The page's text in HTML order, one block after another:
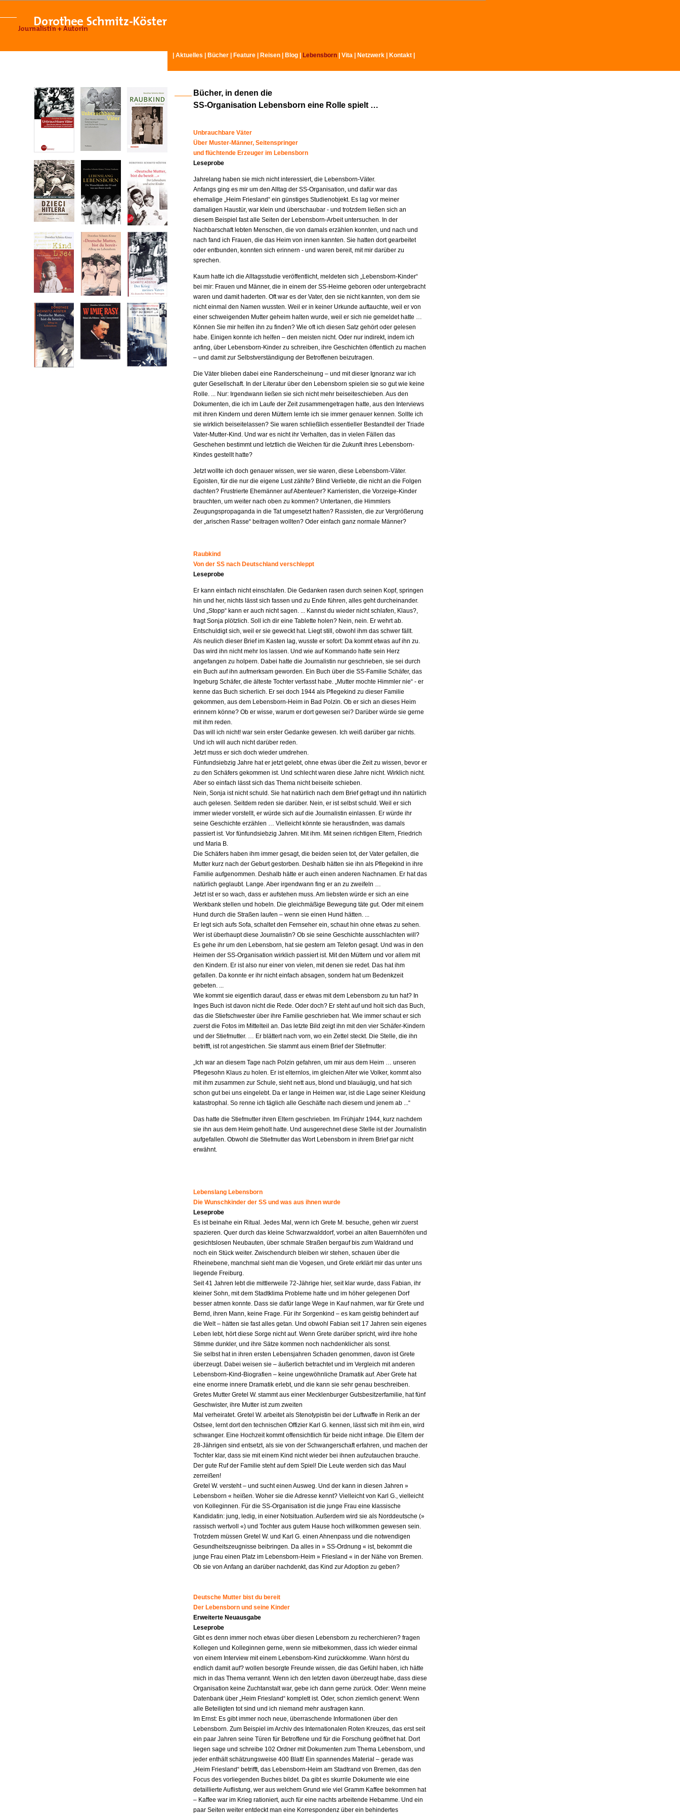
Aktuelles Bücher Feature Reisen Blog Lebensborn Vita Netzwerk Kontakt
Bücher, in denen die
SS-Organisation Lebensborn eine Rolle spielt …
Unbrauchbare Väter
Über Muster-Männer, Seitenspringer
und flüchtende Erzeuger im Lebensborn
Leseprobe
Jahrelang haben sie mich nicht interessiert, die Lebensborn-Väter.
Anfangs ging es mir um den Alltag der SS-Organisation, und dafür war das
ehemalige „Heim Friesland“ ein günstiges Studienobjekt. Es lag vor meiner
damaligen Haustür, war klein und überschaubar - und trotzdem ließen sich an
diesem Beispiel fast alle Seiten der Lebensborn-Arbeit untersuchen. In der
Nachbarschaft lebten Menschen, die von damals erzählen konnten, und nach und
nach fand ich Frauen, die das Heim von innen kannten. Sie hatten dort gearbeitet
oder entbunden, konnten sich erinnern - und waren bereit, mit mir darüber zu
sprechen.
Kaum hatte ich die Alltagsstudie veröffentlicht, meldeten sich „Lebensborn-Kinder“
bei mir: Frauen und Männer, die in einem der SS-Heime geboren oder untergebracht
waren und damit haderten. Oft war es der Vater, den sie nicht kannten, von dem sie
nicht einmal den Namen wussten. Weil er in keiner Urkunde auftauchte, weil er von
einer schweigenden Mutter geheim halten wurde, weil er sich nie gemeldet hatte …
Können Sie mir helfen ihn zu finden? Wie oft ich diesen Satz gehört oder gelesen
habe. Einigen konnte ich helfen – den meisten nicht. Oder nur indirekt, indem ich
anfing, über Lebensborn-Kinder zu schreiben, ihre Geschichten öffentlich zu machen
– und damit zur Selbstverständigung der Betroffenen beizutragen.
Die Väter blieben dabei eine Randerscheinung – und mit dieser Ignoranz war ich
guter Gesellschaft. In der Literatur über den Lebensborn spielen sie so gut wie keine
Rolle. ... Nur: Irgendwann ließen sie sich nicht mehr beiseiteschieben. Aus den
Dokumenten, die ich im Laufe der Zeit zusammengetragen hatte, aus den Interviews
mit ihren Kindern und deren Müttern lernte ich sie immer genauer kennen. Sollte ich
sie wirklich beiseitelassen? Sie waren schließlich essentieller Bestandteil der Triade
Vater-Mutter-Kind. Und war es nicht ihr Verhalten, das in vielen Fällen das
Geschehen bestimmt und letztlich die Weichen für die Zukunft ihres Lebensborn-
Kindes gestellt hatte?
Jetzt wollte ich doch genauer wissen, wer sie waren, diese Lebensborn-Väter.
Egoisten, für die nur die eigene Lust zählte? Blind Verliebte, die nicht an die Folgen
dachten? Frustrierte Ehemänner auf Abenteuer? Karrieristen, die Vorzeige-Kinder
brauchten, um weiter nach oben zu kommen? Untertanen, die Himmlers
Zeugungspropaganda in die Tat umgesetzt hatten? Rassisten, die zur Vergrößerung
der „arischen Rasse“ beitragen wollten? Oder einfach ganz normale Männer?
Raubkind
Von der SS nach Deutschland verschleppt
Leseprobe
Er kann einfach nicht einschlafen. Die Gedanken rasen durch seinen Kopf, springen
hin und her, nichts lässt sich fassen und zu Ende führen, alles geht durcheinander.
Und „Stopp“ kann er auch nicht sagen. ... Kannst du wieder nicht schlafen, Klaus?,
fragt Sonja plötzlich. Soll ich dir eine Tablette holen? Nein, nein. Er wehrt ab.
Entschuldigt sich, weil er sie geweckt hat. Liegt still, obwohl ihm das schwer fällt.
Als neulich dieser Brief im Kasten lag, wusste er sofort: Da kommt etwas auf ihn zu.
Das wird ihn nicht mehr los lassen. Und wie auf Kommando hatte sein Herz
angefangen zu holpern. Dabei hatte die Journalistin nur geschrieben, sie sei durch
ein Buch auf ihn aufmerksam geworden. Ein Buch über die SS-Familie Schäfer, das
Ingeburg Schäfer, die älteste Tochter verfasst habe. „Mutter mochte Himmler nie“ - er
kenne das Buch sicherlich. Er sei doch 1944 als Pflegekind zu dieser Familie
gekommen, aus dem Lebensborn-Heim in Bad Polzin. Ob er sich an dieses Heim
erinnern könne? Ob er wisse, warum er dort gewesen sei? Darüber würde sie gerne
mit ihm reden.
Das will ich nicht! war sein erster Gedanke gewesen. Ich weiß darüber gar nichts.
Und ich will auch nicht darüber reden.
Jetzt muss er sich doch wieder umdrehen.
Fünfundsiebzig Jahre hat er jetzt gelebt, ohne etwas über die Zeit zu wissen, bevor er
zu den Schäfers gekommen ist. Und schlecht waren diese Jahre nicht. Wirklich nicht.
Aber so einfach lässt sich das Thema nicht beiseite schieben.
Nein, Sonja ist nicht schuld. Sie hat natürlich nach dem Brief gefragt und ihn natürlich
auch gelesen. Seitdem reden sie darüber. Nein, er ist selbst schuld. Weil er sich
immer wieder vorstellt, er würde sich auf die Journalistin einlassen. Er würde ihr
seine Geschichte erzählen … Vielleicht könnte sie herausfinden, was damals
passiert ist. Vor fünfundsiebzig Jahren. Mit ihm. Mit seinen richtigen Eltern, Friedrich
und Maria B.
Die Schäfers haben ihm immer gesagt, die beiden seien tot, der Vater gefallen, die
Mutter kurz nach der Geburt gestorben. Deshalb hätten sie ihn als Pflegekind in ihre
Familie aufgenommen. Deshalb hätte er auch einen anderen Nachnamen. Er hat das
natürlich geglaubt. Lange. Aber irgendwann fing er an zu zweifeln …
Jetzt ist er so wach, dass er aufstehen muss. Am liebsten würde er sich an eine
Werkbank stellen und hobeln. Die gleichmäßige Bewegung täte gut. Oder mit einem
Hund durch die Straßen laufen – wenn sie einen Hund hätten. ...
Er legt sich aufs Sofa, schaltet den Fernseher ein, schaut hin ohne etwas zu sehen.
Wer ist überhaupt diese Journalistin? Ob sie seine Geschichte ausschlachten will?
Es gehe ihr um den Lebensborn, hat sie gestern am Telefon gesagt. Und was in den
Heimen der SS-Organisation wirklich passiert ist. Mit den Müttern und vor allem mit
den Kindern. Er ist also nur einer von vielen, mit denen sie redet. Das hat ihm
gefallen. Da konnte er ihr nicht einfach absagen, sondern hat um Bedenkzeit
gebeten. ...
Wie kommt sie eigentlich darauf, dass er etwas mit dem Lebensborn zu tun hat? In
Inges Buch ist davon nicht die Rede. Oder doch? Er steht auf und holt sich das Buch,
das die Stiefschwester über ihre Familie geschrieben hat. Wie immer schaut er sich
zuerst die Fotos im Mittelteil an. Das letzte Bild zeigt ihn mit den vier Schäfer-Kindern
und der Stiefmutter. … Er blättert nach vorn, wo ein Zettel steckt. Die Stelle, die ihn
betrifft, ist rot angestrichen. Sie stammt aus einem Brief der Stiefmutter:
„Ich war an diesem Tage nach Polzin gefahren, um mir aus dem Heim … unseren
Pflegesohn Klaus zu holen. Er ist elternlos, im gleichen Alter wie Volker, kommt also
mit ihm zusammen zur Schule, sieht nett aus, blond und blauäugig, und hat sich
schon gut bei uns eingelebt. Da er lange in Heimen war, ist die Lage seiner Kleidung
katastrophal. So renne ich täglich alle Geschäfte nach diesem und jenem ab ...“
Das hatte die Stiefmutter ihren Eltern geschrieben. Im Frühjahr 1944, kurz nachdem
sie ihn aus dem Heim geholt hatte. Und ausgerechnet diese Stelle ist der Journalistin
aufgefallen. Obwohl die Stiefmutter das Wort Lebensborn in ihrem Brief gar nicht
erwähnt.
Lebenslang Lebensborn
Die Wunschkinder der SS und was aus ihnen wurde
Leseprobe
Es ist beinahe ein Ritual. Jedes Mal, wenn ich Grete M. besuche, gehen wir zuerst
spazieren. Quer durch das kleine Schwarzwalddorf, vorbei an alten Bauernhöfen und
gesichtslosen Neubauten, über schmale Straßen bergauf bis zum Waldrand und
noch ein Stück weiter. Zwischendurch bleiben wir stehen, schauen über die
Rheinebene, manchmal sieht man die Vogesen, und Grete erklärt mir das unter uns
liegende Freiburg.
Seit 41 Jahren lebt die mittlerweile 72-Jährige hier, seit klar wurde, dass Fabian, ihr
kleiner Sohn, mit dem Stadtklima Probleme hatte und im höher gelegenen Dorf
besser atmen konnte. Dass sie dafür lange Wege in Kauf nahmen, war für Grete und
Bernd, ihren Mann, keine Frage. Für ihr Sorgenkind – es kam geistig behindert auf
die Welt – hätten sie fast alles getan. Und obwohl Fabian seit 17 Jahren sein eigenes
Leben lebt, hört diese Sorge nicht auf. Wenn Grete darüber spricht, wird ihre hohe
Stimme dunkler, und ihre Sätze kommen noch nachdenklicher als sonst.
Sie selbst hat in ihren ersten Lebensjahren Schaden genommen, davon ist Grete
überzeugt. Dabei weisen sie – äußerlich betrachtet und im Vergleich mit anderen
Lebensborn-Kind-Biografien – keine ungewöhnliche Dramatik auf. Aber Grete hat
eine enorme innere Dramatik erlebt, und die kann sie sehr genau beschreiben.
Gretes Mutter Gretel W. stammt aus einer Mecklenburger Gutsbesitzerfamilie, hat fünf
Geschwister, ihre Mutter ist zum zweiten
Mal verheiratet. Gretel W. arbeitet als Stenotypistin bei der Luftwaffe in Rerik an der
Ostsee, lernt dort den technischen Offizier Karl G. kennen, lässt sich mit ihm ein, wird
schwanger. Eine Hochzeit kommt offensichtlich für beide nicht infrage. Die Eltern der
28-Jährigen sind entsetzt, als sie von der Schwangerschaft erfahren, und machen der
Tochter klar, dass sie mit einem Kind nicht wieder bei ihnen aufzutauchen brauche.
Der gute Ruf der Familie steht auf dem Spiel! Die Leute werden sich das Maul
zerreißen!
Gretel W. versteht – und sucht einen Ausweg. Und der kann in diesen Jahren »
Lebensborn « heißen. Woher sie die Adresse kennt? Vielleicht von Karl G., vielleicht
von Kolleginnen. Für die SS-Organisation ist die junge Frau eine klassische
Kandidatin: jung, ledig, in einer Notsituation. Außerdem wird sie als Norddeutsche (»
rassisch wertvoll «) und Tochter aus gutem Hause hoch willkommen gewesen sein.
Trotzdem müssen Gretel W. und Karl G. einen Ahnenpass und die notwendigen
Gesundheitszeugnisse beibringen. Da alles in » SS-Ordnung « ist, bekommt die
junge Frau einen Platz im Lebensborn-Heim » Friesland « in der Nähe von Bremen.
Ob sie von Anfang an darüber nachdenkt, das Kind zur Adoption zu geben?
Deutsche Mutter bist du bereit
Der Lebensborn und seine Kinder
Erweiterte Neuausgabe
Leseprobe
Gibt es denn immer noch etwas über diesen Lebensborn zu recherchieren? fragen
Kollegen und Kolleginnen gerne, wenn sie mitbekommen, dass ich wieder einmal
von einem Interview mit einem Lebensborn-Kind zurückkomme. Wann hörst du
endlich damit auf? wollen besorgte Freunde wissen, die das Gefühl haben, ich hätte
mich in das Thema verrannt. Wenn ich den letzten davon überzeugt habe, dass diese
Organisation keine Zuchtanstalt war, gebe ich dann gerne zurück. Oder: Wenn meine
Datenbank über „Heim Friesland“ komplett ist. Oder, schon ziemlich genervt: Wenn
alle Beteiligten tot sind und ich niemand mehr ausfragen kann.
Im Ernst: Es gibt immer noch neue, überraschende Informationen über den
Lebensborn. Zum Beispiel im Archiv des Internationalen Roten Kreuzes, das erst seit
ein paar Jahren seine Türen für Betroffene und für die Forschung geöffnet hat. Dort
liegen sage und schreibe 102 Ordner mit Dokumenten zum Thema Lebensborn, und
jeder enthält schätzungsweise 400 Blatt! Ein spannendes Material – gerade was
„Heim Friesland“ betrifft, das Lebensborn-Heim am Stadtrand von Bremen, das den
Focus des vorliegenden Buches bildet. Da gibt es skurrile Dokumente wie eine
detaillierte Auflistung, wer aus welchem Grund wie viel Gramm Kaffee bekommen hat
– Kaffee war im Krieg rationiert, auch für eine nachts arbeitende Hebamme. Und ein
paar Seiten weiter entdeckt man eine Korrespondenz über ein behindertes